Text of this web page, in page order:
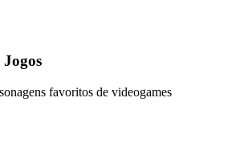
Jogos
favoritos de videogames